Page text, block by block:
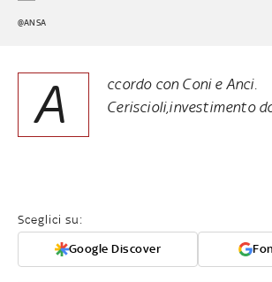
@ANSA
A
ccordo con Coni e Anci.
Ceriscioli,investimento
Sceglici su:
Google Discover